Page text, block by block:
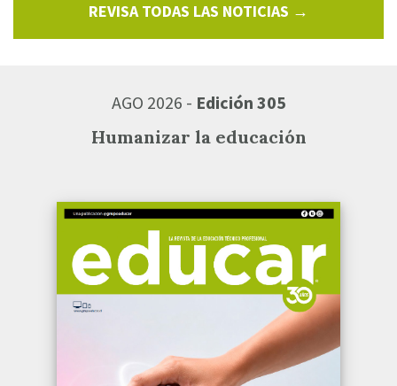
REVISA TODAS LAS NOTICIAS →
AGO 2026 - Edición 305
Humanizar la educación